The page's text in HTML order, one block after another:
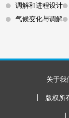
Footer 3
调解和进程设计
气候变化与调解
Footer关于我
版权所